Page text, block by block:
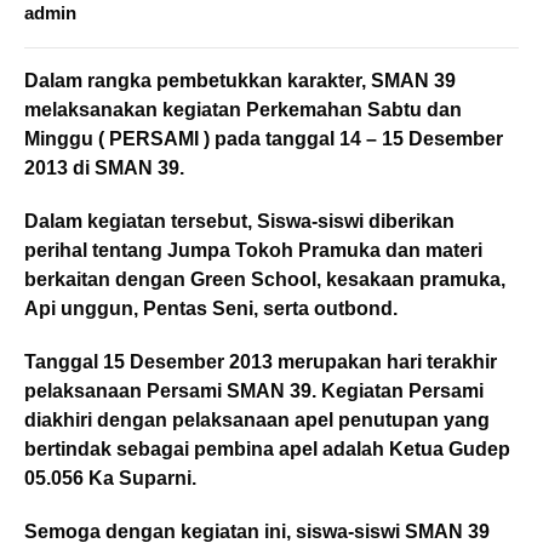
admin
Dalam rangka pembetukkan karakter, SMAN 39
melaksanakan kegiatan Perkemahan Sabtu dan
Minggu ( PERSAMI ) pada tanggal 14 – 15 Desember
2013 di SMAN 39.
Dalam kegiatan tersebut, Siswa-siswi diberikan
perihal tentang Jumpa Tokoh Pramuka dan materi
berkaitan dengan Green School, kesakaan pramuka,
Api unggun, Pentas Seni, serta outbond.
Tanggal 15 Desember 2013 merupakan hari terakhir
pelaksanaan Persami SMAN 39. Kegiatan Persami
diakhiri dengan pelaksanaan apel penutupan yang
bertindak sebagai pembina apel adalah Ketua Gudep
05.056 Ka Suparni.
Semoga dengan kegiatan ini, siswa-siswi SMAN 39